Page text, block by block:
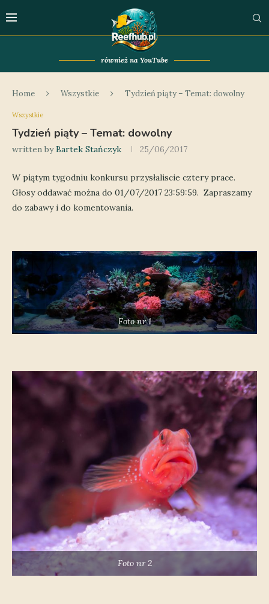
również na YouTube
Home Wszystkie Tydzień piąty – Temat: dowolny
Wszystkie
Tydzień piąty – Temat: dowolny
written byBartek Stańczyk 25/06/2017
W piątym tygodniu konkursu przysłaliscie cztery prace.
Głosy oddawać można do 01/07/2017 23:59:59. Zapraszamy
do zabawy i do komentowania.
Foto nr 1
Foto nr 2